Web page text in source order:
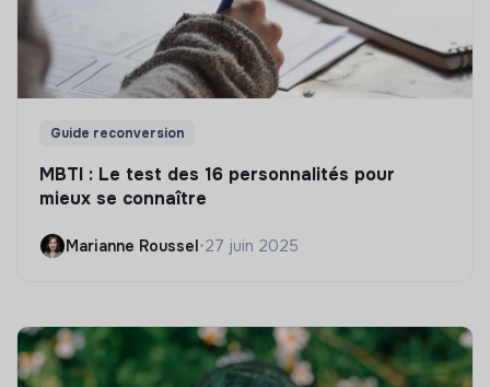
Guide reconversion
MBTI : Le test des 16 personnalités pour
mieux se connaître
Marianne Roussel•27 juin 2025